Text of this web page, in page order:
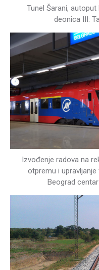
Tunel Šarani,
deonica III:
Izvođenje radova na
otpremu i
Beograd